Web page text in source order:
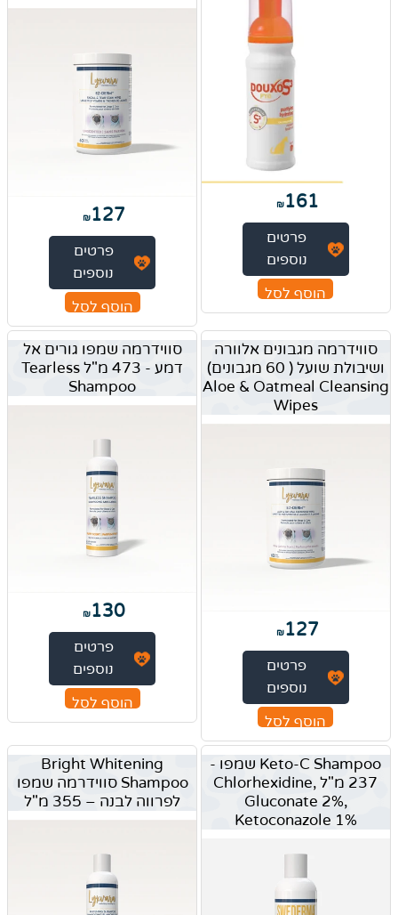
₪161
פרטים
נוספים
הוסף לסל
₪127
פרטים
נוספים
הוסף לסל
סווידרמה מגבונים אלוורה
ושיבולת שועל ( 60 מגבונים)
Aloe & Oatmeal Cleansing
Wipes
₪127
פרטים
נוספים
הוסף לסל
סווידרמה שמפו גורים אל
דמע - 473 מ"ל Tearless
Shampoo
₪130
פרטים
נוספים
הוסף לסל
Keto-C Shampoo שמפו -
237 מ"ל Chlorhexidine,
Gluconate 2%,
Ketoconazole 1%
Bright Whitening
Shampoo סווידרמה שמפו
לפרווה לבנה – 355 מ"ל